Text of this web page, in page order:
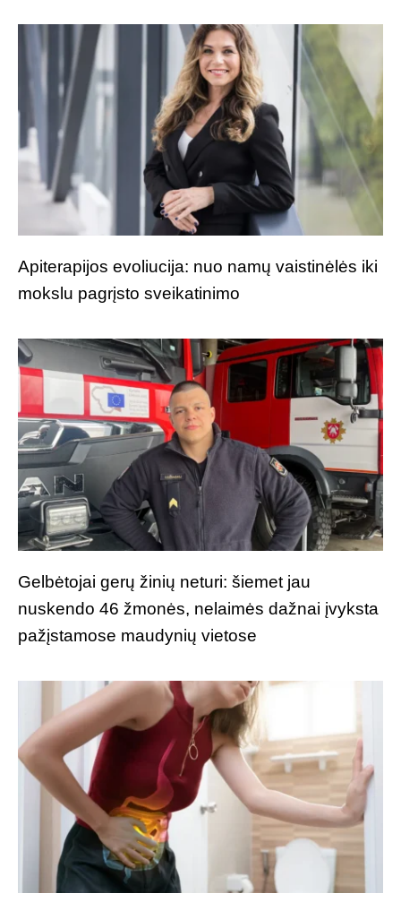
Apiterapijos evoliucija: nuo namų vaistinėlės iki
mokslu pagrįsto sveikatinimo
Gelbėtojai gerų žinių neturi: šiemet jau
nuskendo 46 žmonės, nelaimės dažnai įvyksta
pažįstamose maudynių vietose